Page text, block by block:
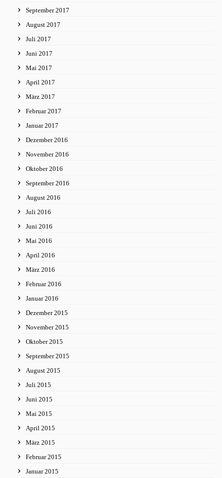
September 2017
August 2017
Juli 2017
Juni 2017
Mai 2017
April 2017
März 2017
Februar 2017
Januar 2017
Dezember 2016
November 2016
Oktober 2016
September 2016
August 2016
Juli 2016
Juni 2016
Mai 2016
April 2016
März 2016
Februar 2016
Januar 2016
Dezember 2015
November 2015
Oktober 2015
September 2015
August 2015
Juli 2015
Juni 2015
Mai 2015
April 2015
März 2015
Februar 2015
Januar 2015